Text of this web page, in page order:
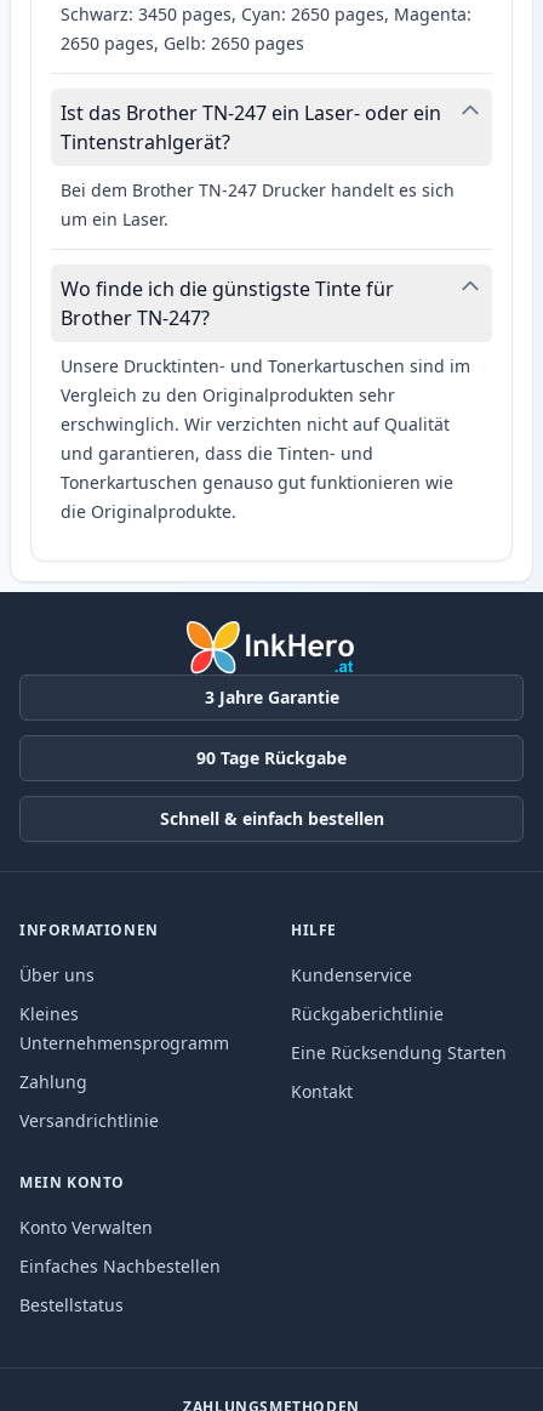
Schwarz: 3450 pages, Cyan: 2650 pages, Magenta:
2650 pages, Gelb: 2650 pages
Ist das Brother TN-247 ein Laser- oder ein
Tintenstrahlgerät?
Bei dem Brother TN-247 Drucker handelt es sich
um ein Laser.
Wo finde ich die günstigste Tinte für
Brother TN-247?
Unsere Drucktinten- und Tonerkartuschen sind im
Vergleich zu den Originalprodukten sehr
erschwinglich. Wir verzichten nicht auf Qualität
und garantieren, dass die Tinten- und
Tonerkartuschen genauso gut funktionieren wie
die Originalprodukte.
3 Jahre Garantie
90 Tage Rückgabe
Schnell & einfach bestellen
INFORMATIONEN
Über uns
Kleines
Unternehmensprogramm
Zahlung
Versandrichtlinie
HILFE
Kundenservice
Rückgaberichtlinie
Eine Rücksendung Starten
Kontakt
MEIN KONTO
Konto Verwalten
Einfaches Nachbestellen
Bestellstatus
ZAHLUNGSMETHODEN